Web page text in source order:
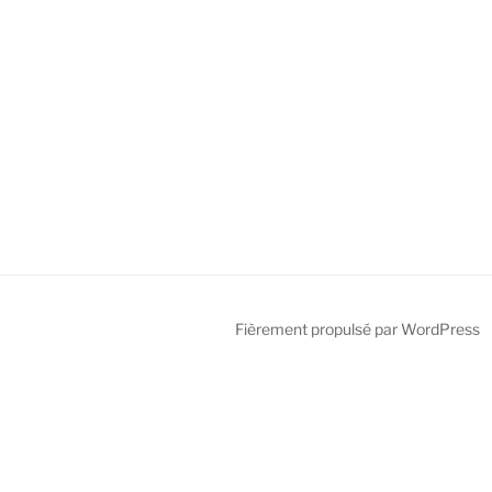
Fièrement propulsé par WordPress